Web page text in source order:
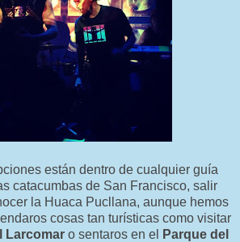
están dentro de cualquier guía
catacumbas de San Francisco, salir
la Huaca Pucllana, aunque hemos
cosas tan turísticas como visitar
Larcomar o sentaros en el
Parque del